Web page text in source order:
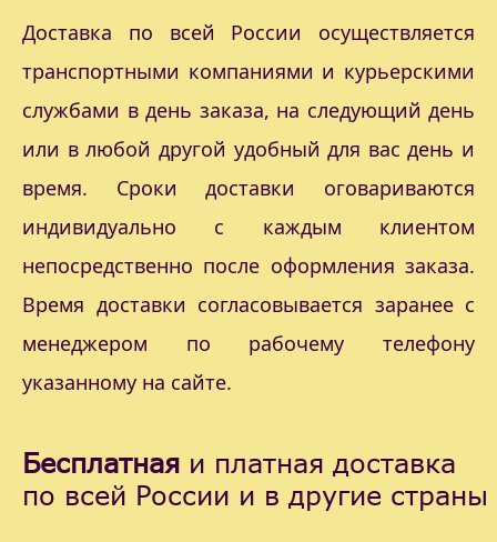
Доставка по всей России осуществляется
транспортными компаниями и курьерскими
службами в день заказа, на следующий день
или в любой другой удобный для вас день и
время. Сроки доставки оговариваются
индивидуально с каждым клиентом
непосредственно после оформления заказа.
Время доставки согласовывается заранее с
менеджером по рабочему телефону
указанному на сайте.
Бесплатная и платная доставка
по всей России и в другие страны